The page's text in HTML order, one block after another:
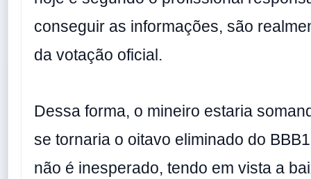
conseguir as informações, são
da votação oficial.
Dessa forma, o mineiro estaria
se tornaria o oitavo eliminado do
não é inesperado, tendo em vista a